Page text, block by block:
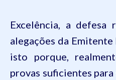
Excelência, a defesa
alegações da
isto porque,
provas suficientes